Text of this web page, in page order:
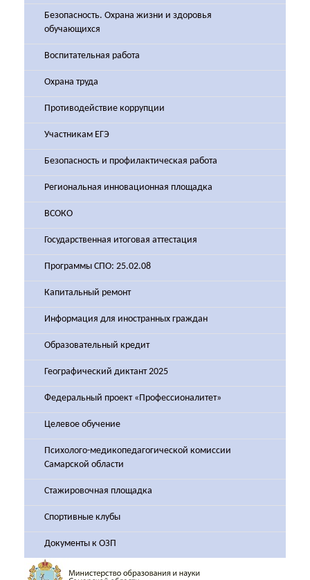
Безопасность. Охрана жизни и здоровья
обучающихся
Воспитательная работа
Охрана труда
Противодействие коррупции
Участникам ЕГЭ
Безопасность и профилактическая работа
Региональная инновационная площадка
ВСОКО
Государственная итоговая аттестация
Программы СПО: 25.02.08
Капитальный ремонт
Информация для иностранных граждан
Образовательный кредит
Географический диктант 2025
Федеральный проект «Профессионалитет»
Целевое обучение
Психолого-медикопедагогической комиссии
Самарской области
Стажировочная площадка
Спортивные клубы
Документы к ОЗП